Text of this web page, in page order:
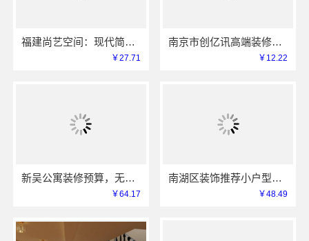
福建尚艺空间：现代简约室内家装免费设计价格
￥27.71
南京市创亿讯高端装修服务怎么样？本地环保整装
￥12.22
新吴公寓装修预算，无锡亿莱居装饰工程材料有限公司一站式服务
￥64.17
南湖区装饰推荐小户型，嘉兴锦居装饰材料有限公司服务好
￥48.49